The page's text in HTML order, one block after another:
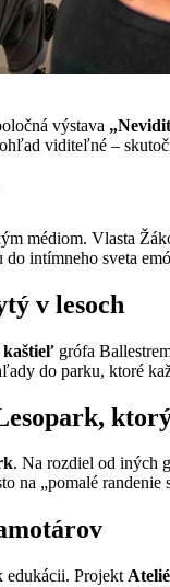
výstava
viditeľné –
médiom. Vlasta
intímneho sveta
v lesoch
kaštieľ grófa
do parku, ktoré
. Na rozdiel od iných
na „pomalé
edukácii. Projekt